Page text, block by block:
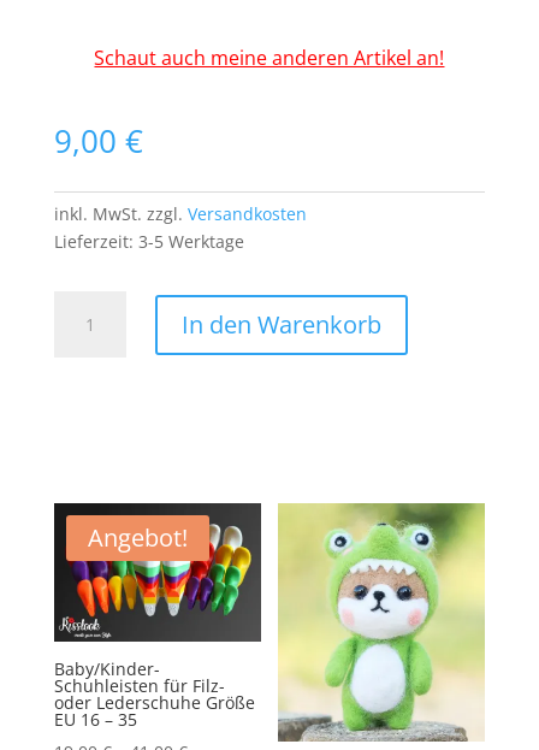
Schaut auch meine anderen Artikel an!
9,00 €
inkl. MwSt. zzgl. Versandkosten
Lieferzeit: 3-5 Werktage
hören
Aufnäher
Totenkopf
Schädel
Menge
In den Warenkorb
Angebot!
Baby/Kinder-
Schuhleisten für Filz-
oder Lederschuhe Größe
EU 16 – 35